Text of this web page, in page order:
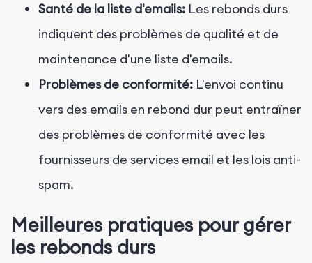
Santé de la liste d'emails: Les rebonds durs
indiquent des problèmes de qualité et de
maintenance d'une liste d'emails.
Problèmes de conformité: L'envoi continu
vers des emails en rebond dur peut entraîner
des problèmes de conformité avec les
fournisseurs de services email et les lois anti-
spam.
Meilleures pratiques pour gérer
les rebonds durs